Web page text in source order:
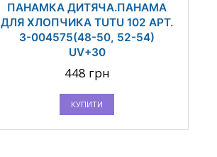
ПАНАМКА ДИТЯЧА.ПАНАМА
ДЛЯ ХЛОПЧИКА TUTU 102 АРТ.
3-004575(48-50, 52-54)
UV+30
448 грн
КУПИТИ